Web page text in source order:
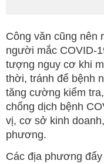
Công văn cũng nên
người mắc COVID-
tượng nguy cơ khi
thời, tránh để bệnh
tăng cường kiểm
chống dịch bệnh
vị, cơ sở kinh
phương.
Các địa phương